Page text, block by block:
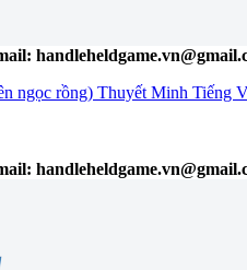
ngọc rồng) Thuyết Minh Tiếng